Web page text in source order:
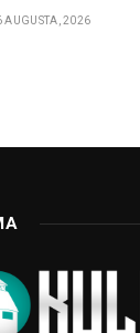
AUGUSTA, 2026